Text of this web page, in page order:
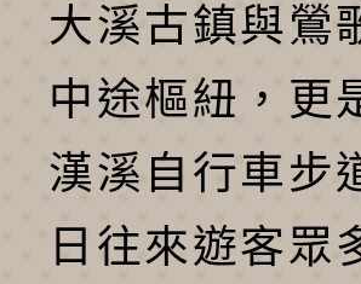
大溪古鎮與鶯
中途樞紐，更
漢溪自行車步
日往來遊客眾